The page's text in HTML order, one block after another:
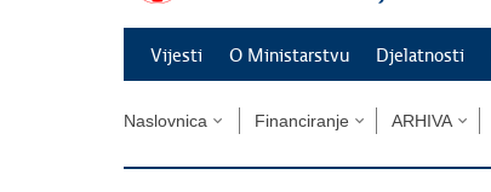
Vijesti O Ministarstvu Djelatnosti
Naslovnica Financiranje ARHIVA